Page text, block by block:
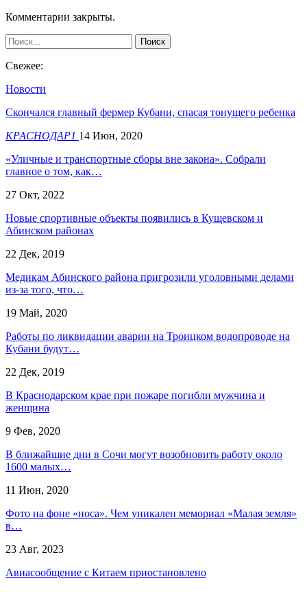
Комментарии закрыты.
Свежее:
Новости
Скончался главный фермер Кубани, спасая тонущего ребенка
КРАСНОДАР1 14 Июн, 2020
«Уличные и транспортные сборы вне закона». Собрали
главное о том, как…
27 Окт, 2022
Новые спортивные объекты появились в Кущевском и
Абинском районах
22 Дек, 2019
Медикам Абинского района пригрозили уголовными делами
из-за того, что…
19 Май, 2020
Работы по ликвидации аварии на Троицком водопроводе на
Кубани будут…
22 Дек, 2019
В Краснодарском крае при пожаре погибли мужчина и
женщина
9 Фев, 2020
В ближайшие дни в Сочи могут возобновить работу около
1600 малых…
11 Июн, 2020
Фото на фоне «носа». Чем уникален мемориал «Малая земля»
в…
23 Авг, 2023
Авиасообщение с Китаем приостановлено